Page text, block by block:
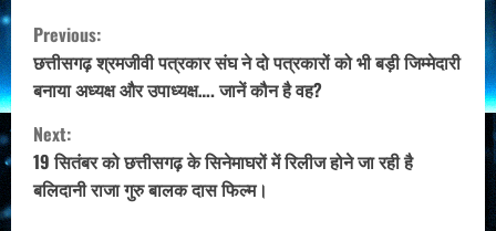
C
o
n
t
i
Previous:
छत्तीसगढ़ श्रमजीवी पत्रकार संघ ने दो पत्रकारों को भी बड़ी जिम्मेदारी
बनाया अध्यक्ष और उपाध्यक्ष…. जानें कौन है वह?
Next:
19 सितंबर को छत्तीसगढ़ के सिनेमाघरों में रिलीज होने जा रही है
बलिदानी राजा गुरु बालक दास फिल्म।